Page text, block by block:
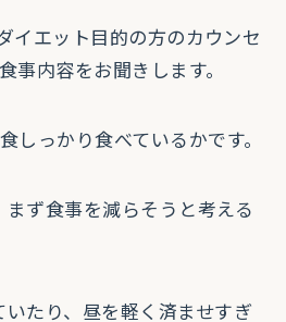
エット目的の方のカウンセ
事内容をお聞きします。
しっかり食べているかです。
ず食事を減らそうと考える
いたり、昼を軽く済ませすぎ